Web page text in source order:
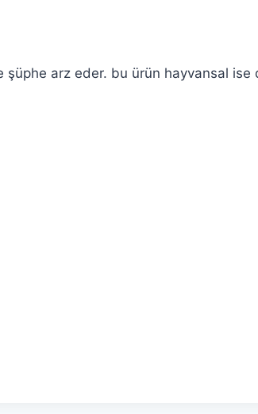
arz eder. bu ürün hayvansal